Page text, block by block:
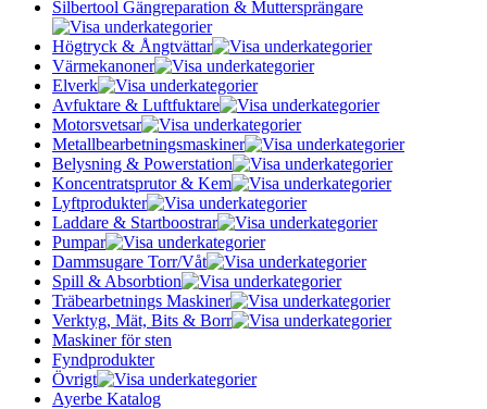
Silbertool Gängreparation & Muttersprängare
Högtryck & Ångtvättar
Värmekanoner
Elverk
Avfuktare & Luftfuktare
Motorsvetsar
Metallbearbetningsmaskiner
Belysning & Powerstation
Koncentratsprutor & Kem
Lyftprodukter
Laddare & Startboostrar
Pumpar
Dammsugare Torr/Våt
Spill & Absorbtion
Träbearbetnings Maskiner
Verktyg, Mät, Bits & Borr
Maskiner för sten
Fyndprodukter
Övrigt
Ayerbe Katalog